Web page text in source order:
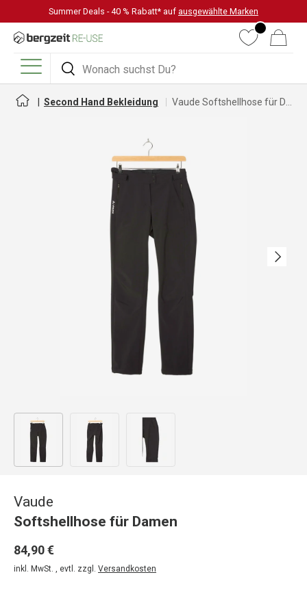
DIREKT ZUM INHALT
Summer Deals - 40 % Rabatt* auf ausgewählte Marken
Suchen
Suchen
WunschlisteWarenkorb
Menü
Second Hand Bekleidung
Nächste
Bild 1 in Galerieansicht laden
Vaude
Softshellhose für Damen
84,90 €
inkl. MwSt. , evtl. zzgl. Versandkosten